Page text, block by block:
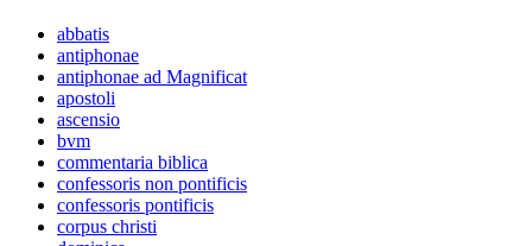
abbatis
antiphonae
antiphonae ad Magnificat
apostoli
ascensio
bvm
commentaria biblica
confessoris non pontificis
confessoris pontificis
corpus christi